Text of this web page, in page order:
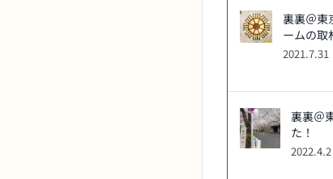
裏裏＠東
ームの取
2021.7.31
裏裏＠
た！
2022.4.2